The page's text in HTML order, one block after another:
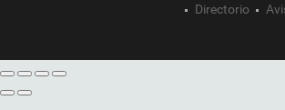
Directorio